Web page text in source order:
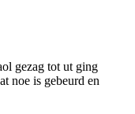
gezag tot ut ging
noe is gebeurd en